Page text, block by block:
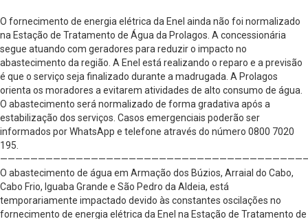
O fornecimento de energia elétrica da Enel ainda não foi normalizado
na Estação de Tratamento de Água da Prolagos. A concessionária
segue atuando com geradores para reduzir o impacto no
abastecimento da região. A Enel está realizando o reparo e a previsão
é que o serviço seja finalizado durante a madrugada. A Prolagos
orienta os moradores a evitarem atividades de alto consumo de água.
O abastecimento será normalizado de forma gradativa após a
estabilização dos serviços. Casos emergenciais poderão ser
informados por WhatsApp e telefone através do número 0800 7020
195.
O abastecimento de água em Armação dos Búzios, Arraial do Cabo,
Cabo Frio, Iguaba Grande e São Pedro da Aldeia, está
temporariamente impactado devido às constantes oscilações no
fornecimento de energia elétrica da Enel na Estação de Tratamento de